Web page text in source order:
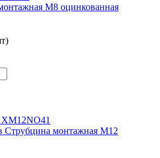
M8 оцинкованная
монтажная М12